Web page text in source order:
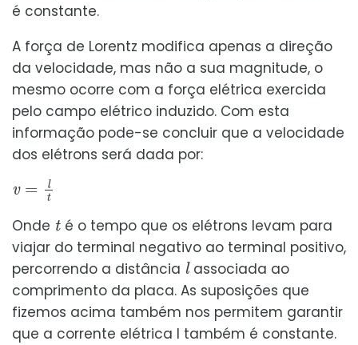
é constante.
A força de Lorentz modifica apenas a direção
da velocidade, mas não a sua magnitude, o
mesmo ocorre com a força elétrica exercida
pelo campo elétrico induzido. Com esta
informação pode-se concluir que a velocidade
dos elétrons será dada por:
Onde é o tempo que os elétrons levam para
viajar do terminal negativo ao terminal positivo,
percorrendo a distância
l
associada ao
comprimento da placa. As suposições que
fizemos acima também nos permitem garantir
que a corrente elétrica I também é constante.